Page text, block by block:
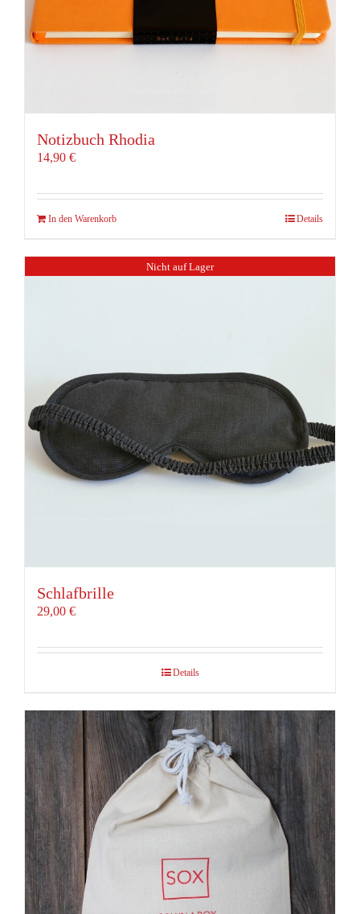
Notizbuch Rhodia
14,90 €
In den Warenkorb Details
Nicht auf Lager
Schlafbrille
29,00 €
Details